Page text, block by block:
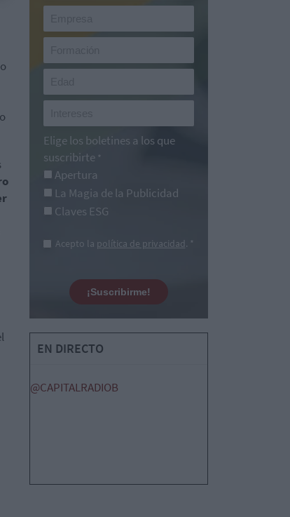
Elige los boletines a los que
suscribirte *
Apertura
La Magia de la Publicidad
Claves ESG
Acepto la política de privacidad. *
¡Suscribirme!
EN DIRECTO
@CAPITALRADIOB